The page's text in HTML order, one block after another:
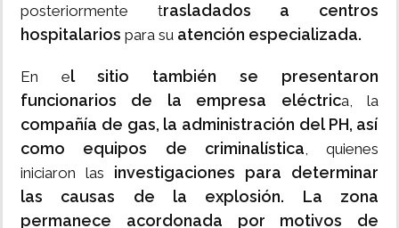
posteriormente trasladados a centros
hospitalarios para su atención especializada.
En el sitio también se presentaron
funcionarios de la empresa eléctrica, la
compañía de gas, la administración del PH, así
como equipos de criminalística, quienes
iniciaron las investigaciones para determinar
las causas de la explosión. La zona
permanece acordonada por motivos de